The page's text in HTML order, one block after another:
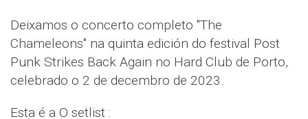
Deixamos o concerto completo "The
Chameleons" na quinta edición do festival Post
Punk Strikes Back Again no Hard Club de Porto,
celebrado o 2 de decembro de 2023.
Esta é a O setlist :